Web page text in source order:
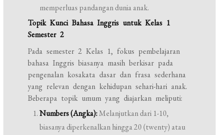
memperluas pandangan dunia anak.
Topik Kunci Bahasa Inggris untuk Kelas 1
Semester 2
Pada semester 2 Kelas 1, fokus pembelajaran
bahasa Inggris biasanya masih berkisar pada
pengenalan kosakata dasar dan frasa sederhana
yang relevan dengan kehidupan sehari-hari anak.
Beberapa topik umum yang diajarkan meliputi:
Numbers (Angka):Melanjutkan dari 1-10,
biasanya diperkenalkan hingga 20 (twenty) atau